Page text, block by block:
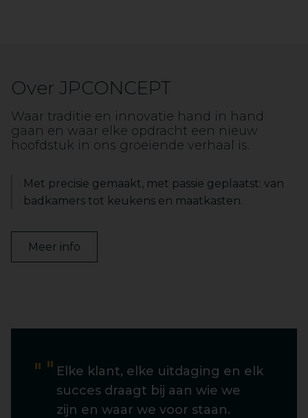
Elke klant, elke uitdaging en elk
succes draagt bij aan wie we
zijn en waar we voor staan.
Over JPCONCEPT
Waar traditie en innovatie hand in hand
gaan en waar elke opdracht een nieuw
hoofdstuk in ons groeiende verhaal is.
Met precisie gemaakt, met passie geplaatst: van
badkamers tot keukens en maatkasten.
Meer info